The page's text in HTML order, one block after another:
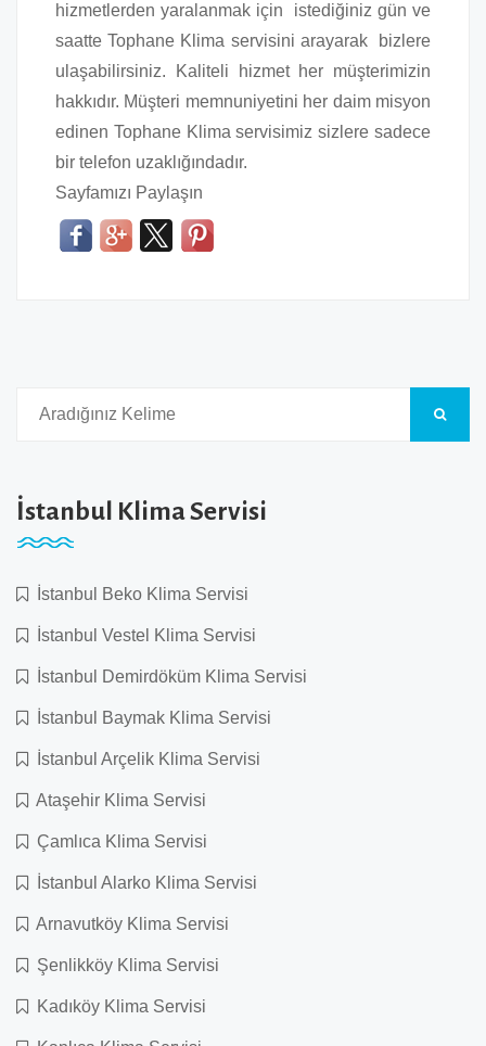
hizmetlerden yaralanmak için istediğiniz gün ve
saatte Tophane Klima servisini arayarak bizlere
ulaşabilirsiniz. Kaliteli hizmet her müşterimizin
hakkıdır. Müşteri memnuniyetini her daim misyon
edinen Tophane Klima servisimiz sizlere sadece
bir telefon uzaklığındadır.
Sayfamızı Paylaşın
İstanbul Klima Servisi
İstanbul Beko Klima Servisi
İstanbul Vestel Klima Servisi
İstanbul Demirdöküm Klima Servisi
İstanbul Baymak Klima Servisi
İstanbul Arçelik Klima Servisi
Ataşehir Klima Servisi
Çamlıca Klima Servisi
İstanbul Alarko Klima Servisi
Arnavutköy Klima Servisi
Şenlikköy Klima Servisi
Kadıköy Klima Servisi